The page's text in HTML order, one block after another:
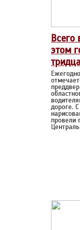
Всего
этом
дороге.
провели